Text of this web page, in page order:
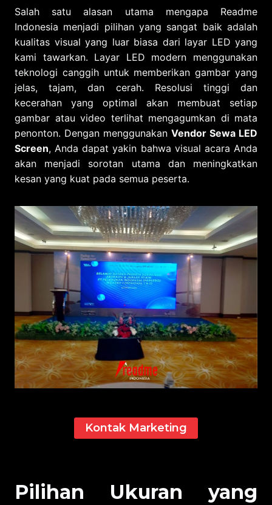
Salah satu alasan utama mengapa Readme
Indonesia menjadi pilihan yang sangat baik adalah
kualitas visual yang luar biasa dari layar LED yang
kami tawarkan. Layar LED modern menggunakan
teknologi canggih untuk memberikan gambar yang
jelas, tajam, dan cerah. Resolusi tinggi dan
kecerahan yang optimal akan membuat setiap
gambar atau video terlihat mengagumkan di mata
penonton. Dengan menggunakan Vendor Sewa LED
Screen, Anda dapat yakin bahwa visual acara Anda
akan menjadi sorotan utama dan meningkatkan
kesan yang kuat pada semua peserta.
Kontak Marketing
Pilihan Ukuran yang